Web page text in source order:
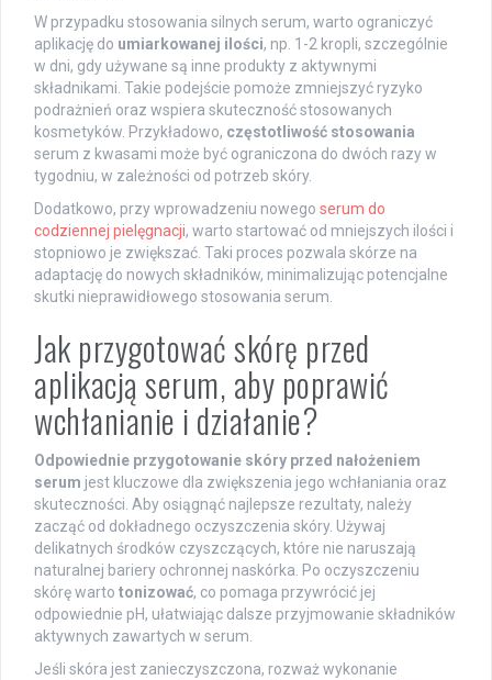
W przypadku stosowania silnych serum, warto ograniczyć
aplikację do umiarkowanej ilości, np. 1-2 kropli, szczególnie
w dni, gdy używane są inne produkty z aktywnymi
składnikami. Takie podejście pomoże zmniejszyć ryzyko
podrażnień oraz wspiera skuteczność stosowanych
kosmetyków. Przykładowo, częstotliwość stosowania
serum z kwasami może być ograniczona do dwóch razy w
tygodniu, w zależności od potrzeb skóry.
Dodatkowo, przy wprowadzeniu nowego serum do
codziennej pielęgnacji, warto startować od mniejszych ilości i
stopniowo je zwiększać. Taki proces pozwala skórze na
adaptację do nowych składników, minimalizując potencjalne
skutki nieprawidłowego stosowania serum.
Jak przygotować skórę przed
aplikacją serum, aby poprawić
wchłanianie i działanie?
Odpowiednie przygotowanie skóry przed nałożeniem
serum jest kluczowe dla zwiększenia jego wchłaniania oraz
skuteczności. Aby osiągnąć najlepsze rezultaty, należy
zacząć od dokładnego oczyszczenia skóry. Używaj
delikatnych środków czyszczących, które nie naruszają
naturalnej bariery ochronnej naskórka. Po oczyszczeniu
skórę warto tonizować, co pomaga przywrócić jej
odpowiednie pH, ułatwiając dalsze przyjmowanie składników
aktywnych zawartych w serum.
Jeśli skóra jest zanieczyszczona, rozważ wykonanie